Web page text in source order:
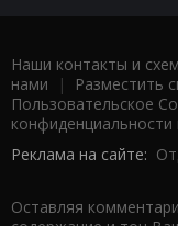
Наши контакты и
нами | Разместить
Пользовательское
Реклама на сайте:
Оставляя